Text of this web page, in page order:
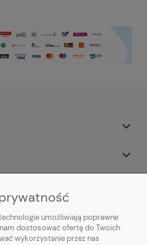
umożliwiają poprawne
dostosować ofertę do Twoich
wykorzystanie przez nas